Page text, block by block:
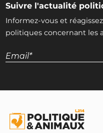
Suivre l'actualité
Informez-vous et
politiques concernant les